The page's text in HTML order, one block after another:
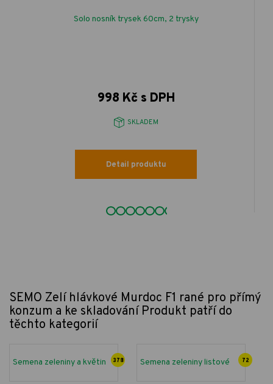
Solo nosník trysek 60cm, 2 trysky
998 Kč s DPH
SKLADEM
Detail produktu
SEMO Zelí hlávkové Murdoc F1 rané pro přímý
konzum a ke skladování Produkt patří do
těchto kategorií
Semena zeleniny a květin 378 Semena zeleniny listové 72